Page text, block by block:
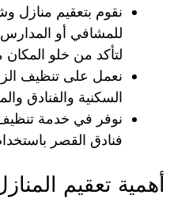
نقوم بتعقيم منازل
للمشافي أو
لتأكد من خلو
نعمل على تنظيف
السكنية والفنادق
نوفر في خدمة
فنادق القصر
أهمية تعقيم